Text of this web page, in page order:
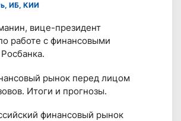
ИБ, КИИ
вице-президент
работе с финансовыми
рынок перед лицом
Итоги и прогнозы.
финансовый рынок